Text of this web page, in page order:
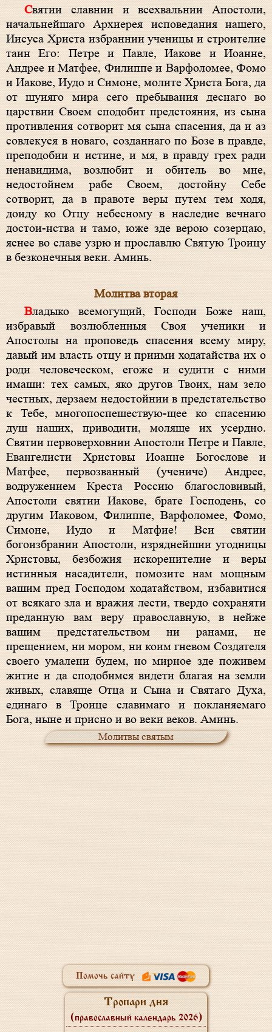
Святии славнии и всехвальнии Апостоли,
начальнейшаго Архиерея исповедания нашего,
Иисуса Христа избраннии ученицы и строителие
таин Его: Петре и Павле, Иакове и Иоанне,
Андрее и Матфее, Филиппе и Варфоломее, Фомо
и Иакове, Иудо и Симоне, молите Христа Бога, да
от шуияго мира сего пребывания деснаго во
царствии Своем сподобит предстояния, из сына
противления сотворит мя сына спасения, да и аз
совлекуся в новаго, созданнаго по Бозе в правде,
преподобии и истине, и мя, в правду грех ради
ненавидима, возлюбит и обитель во мне,
недостойнем рабе Своем, достойну Себе
сотворит, да в правоте веры путем тем ходя,
доиду ко Отцу небесному в наследие вечнаго
достои-нства и тамо, юже зде верою созерцаю,
яснее во славе узрю и прославлю Святую Троицу
в безконечныя веки. Аминь.
Молитва вторая
Владыко всемогущий, Господи Боже наш,
избравый возлюбленныя Своя ученики и
Апостолы на проповедь спасения всему миру,
давый им власть отцу и приими ходатайства их о
роди человеческом, егоже и судити с ними
имаши: тех самых, яко другов Твоих, нам зело
честных, дерзаем недостойнии в предстательство
к Тебе, многопоспешествую-щее ко спасению
душ наших, приводити, моляще их усердно.
Святии первоверховнии Апостоли Петре и Павле,
Евангелисти Христовы Иоанне Богослове и
Матфее, первозванный (учениче) Андрее,
водружением Креста Россию благословивый,
Апостоли святии Иакове, брате Господень, со
другим Иаковом, Филиппе, Варфоломее, Фомо,
Симоне, Иудо и Матфие! Вси святии
богоизбрании Апостоли, изряднейшии угодницы
Христовы, безбожия искоренителие и веры
истинныя насадители, помозите нам мощным
вашим пред Господом ходатайством, избавитися
от всякаго зла и вражия лести, твердо сохраняти
преданную вам веру православную, в нейже
вашим предстательством ни ранами, не
прещением, ни мором, ни коим гневом Создателя
своего умалени будем, но мирное зде поживем
житие и да сподобимся видети благая на земли
живых, славяще Отца и Сына и Святаго Духа,
единаго в Троице славимаго и покланяемаго
Бога, ныне и присно и во веки веков. Аминь.
Молитвы святым
Помочь сайту
Тропари дня
(православный календарь 2026)